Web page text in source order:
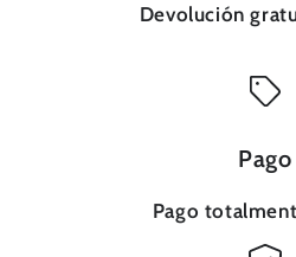
Devolución
Pago
Pago